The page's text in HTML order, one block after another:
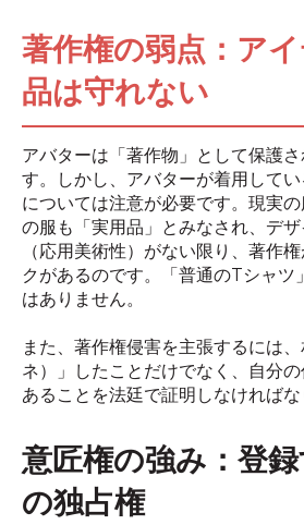
著作権の弱点：ア
品は守れない
アバターは「著作物」として保護
す。しかし、アバターが着用してい
については注意が必要です。現実
の服も「実用品」とみなされ、デ
（応用美術性）がない限り、著作
クがあるのです。「普通のTシャツ
はありません。
また、著作権侵害を主張するには
ネ）」したことだけでなく、自分
あることを法廷で証明しなければな
意匠権の強み：登
の独占権